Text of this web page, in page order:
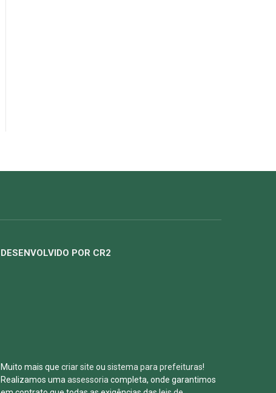
DESENVOLVIDO POR CR2
Muito mais que criar site ou sistema para prefeituras!
Realizamos uma assessoria completa, onde garantimos